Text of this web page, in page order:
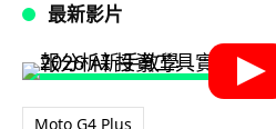
最新影片
Moto G4 Plus